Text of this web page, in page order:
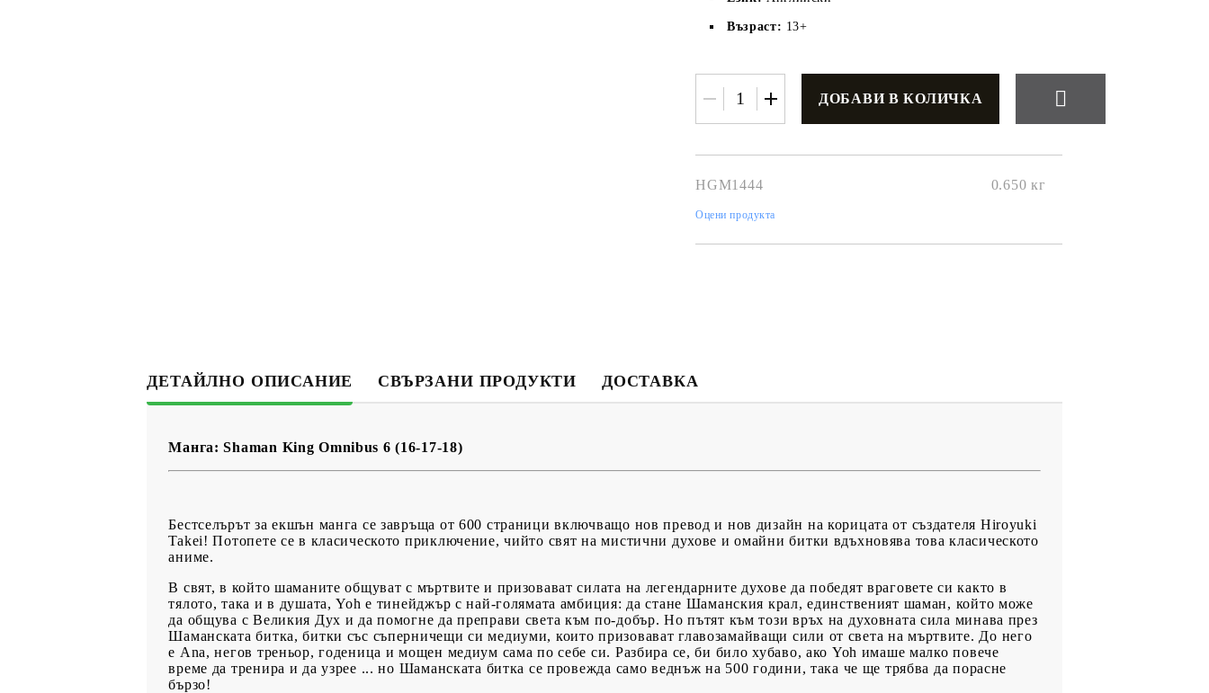
USD EUR BGN RON
Възраст: 13+
HGM1444 0.650 кг
Оцени продукта
ДЕТАЙЛНО ОПИСАНИЕ СВЪРЗАНИ ПРОДУКТИ ДОСТАВКА
Манга: Shaman King Omnibus 6 (16-17-18)
Бестселърът за екшън манга се завръща от 600 страници включващо нов превод и нов дизайн на корицата от създателя Hiroyuki
Takei! Потопете се в класическото приключение, чийто свят на мистични духове и омайни битки вдъхновява това класическото
аниме.
В свят, в който шаманите общуват с мъртвите и призовават силата на легендарните духове да победят враговете си както в
тялото, така и в душата, Yoh е тинейджър с най-голямата амбиция: да стане Шаманския крал, единственият шаман, който може
да общува с Великия Дух и да помогне да преправи света към по-добър. Но пътят към този връх на духовната сила минава през
Шаманската битка, битки със съперничещи си медиуми, които призовават главозамайващи сили от света на мъртвите. До него
е Ana, негов треньор, годеница и мощен медиум самa по себе си. Разбира се, би било хубаво, ако Yoh имаше малко повече
време да тренира и да узрее ... но Шаманската битка се провежда само веднъж на 500 години, така че ще трябва да порасне
бързо!